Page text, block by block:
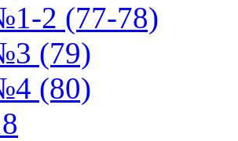
2 (77-78)
(79)
(80)